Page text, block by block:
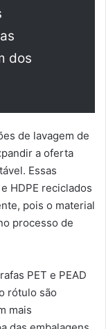
dos
de lavagem de
a oferta
Essas
HDPE reciclados
pois o material
processo de
PET e PEAD
rótulo são
mais